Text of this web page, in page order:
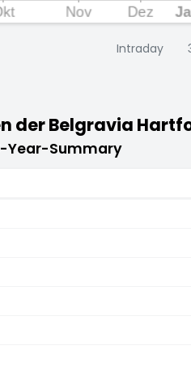
Intraday
der Belgravia
Year-Summary